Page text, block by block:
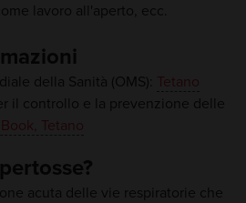
lavoro all'aperto, ecc.
della Sanità (OMS): Tetano
il controllo e la prevenzione delle
Tetano
acuta delle vie respiratorie che